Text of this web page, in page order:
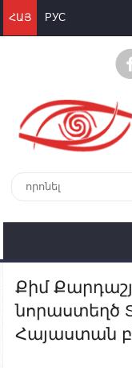
ՀԱՅ РУС
Քիմ
նորաստեղծ
Հայաստան